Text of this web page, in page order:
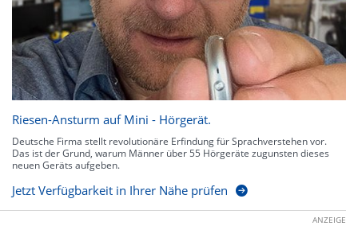
Riesen-Ansturm auf Mini - Hörgerät.
Deutsche Firma stellt revolutionäre Erfindung für Sprachverstehen vor.
Das ist der Grund, warum Männer über 55 Hörgeräte zugunsten dieses
neuen Geräts aufgeben.
Jetzt Verfügbarkeit in Ihrer Nähe prüfen
ANZEIGE